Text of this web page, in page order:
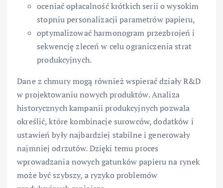
oceniać opłacalność krótkich serii o wysokim
stopniu personalizacji parametrów papieru,
optymalizować harmonogram przezbrojeń i
sekwencję zleceń w celu ograniczenia strat
produkcyjnych.
Dane z chmury mogą również wspierać działy R&D
w projektowaniu nowych produktów. Analiza
historycznych kampanii produkcyjnych pozwala
określić, które kombinacje surowców, dodatków i
ustawień były najbardziej stabilne i generowały
najmniej odrzutów. Dzięki temu proces
wprowadzania nowych gatunków papieru na rynek
może być szybszy, a ryzyko problemów